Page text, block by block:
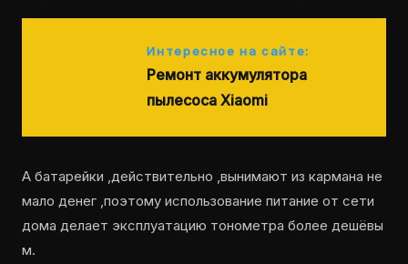
Интересное на сайте:
Ремонт аккумулятора
пылесоса Xiaomi
А батарейки ,действительно ,вынимают из кармана не
мало денег ,поэтому использование питание от сети
дома делает эксплуатацию тонометра более дешёвы
м.